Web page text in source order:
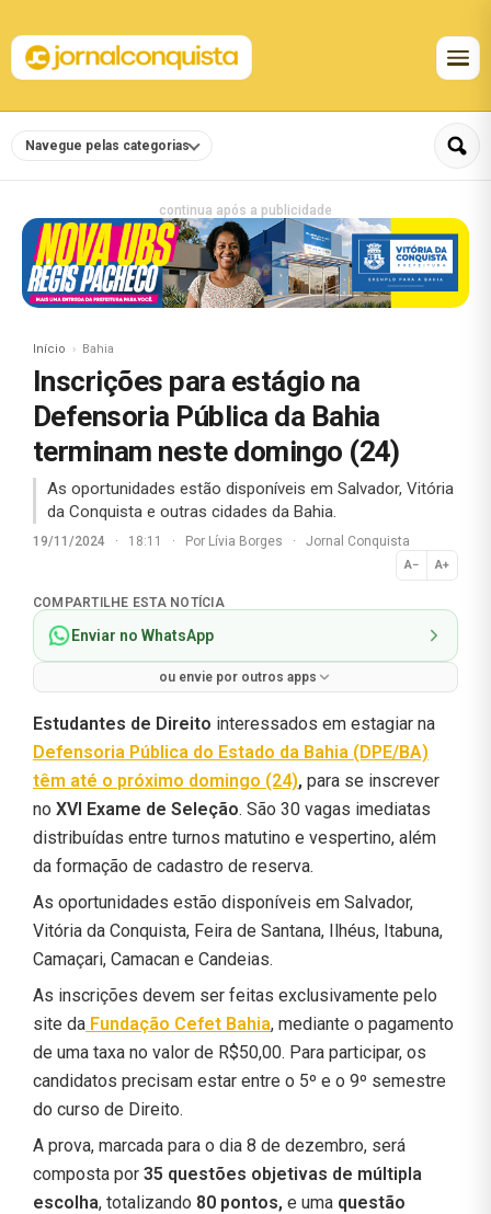
Navegue pelas categorias
continua após a publicidade
Início Bahia
Inscrições para estágio na
Defensoria Pública da Bahia
terminam neste domingo (24)
As oportunidades estão disponíveis em Salvador, Vitória
da Conquista e outras cidades da Bahia.
19/11/2024 · 18:11 · Por Lívia Borges · Jornal Conquista
A− A+
Normal
COMPARTILHE ESTA NOTÍCIA
Enviar no WhatsApp
ou envie por outros apps
Estudantes de Direito interessados em estagiar na
Defensoria Pública do Estado da Bahia (DPE/BA)
têm até o próximo domingo (24), para se inscrever
no XVI Exame de Seleção. São 30 vagas imediatas
distribuídas entre turnos matutino e vespertino, além
da formação de cadastro de reserva.
As oportunidades estão disponíveis em Salvador,
Vitória da Conquista, Feira de Santana, Ilhéus, Itabuna,
Camaçari, Camacan e Candeias.
As inscrições devem ser feitas exclusivamente pelo
site da Fundação Cefet Bahia, mediante o pagamento
de uma taxa no valor de R$50,00. Para participar, os
candidatos precisam estar entre o 5º e o 9º semestre
do curso de Direito.
A prova, marcada para o dia 8 de dezembro, será
composta por 35 questões objetivas de múltipla
escolha, totalizando 80 pontos, e uma questão